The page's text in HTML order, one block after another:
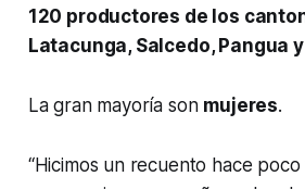
120 productores de los
Latacunga, Salcedo, Pangua
La gran mayoría son mujeres.
“Hicimos un recuento hace